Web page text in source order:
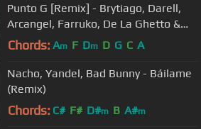
Punto G [Remix] - Brytiago, Darell,
Arcangel, Farruko, De La Ghetto &
Ñengo Flow (Video Oficial)
Chords: Am F Dm D G C A
Nacho, Yandel, Bad Bunny - Báilame
(Remix)
Chords: C# F# D#m B A#m